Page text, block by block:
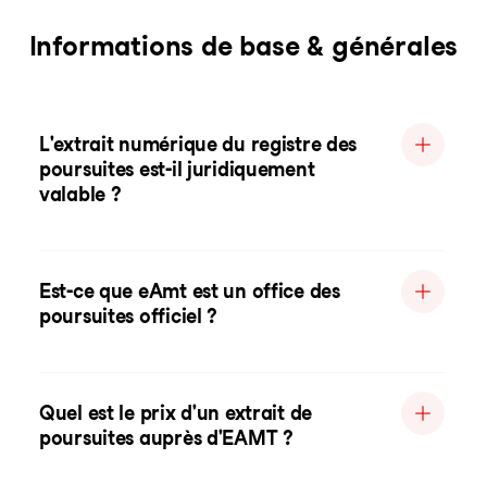
Informations de base & générales
L'extrait numérique du registre des
poursuites est-il juridiquement
valable ?
Est-ce que eAmt est un office des
poursuites officiel ?
Quel est le prix d'un extrait de
poursuites auprès d'EAMT ?